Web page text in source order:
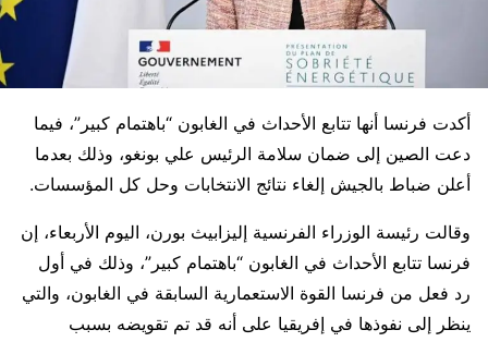
أكدت فرنسا أنها تتابع الأحداث في الغابون “باهتمام كبير”، فيما
دعت الصين إلى ضمان سلامة الرئيس علي بونغو، وذلك بعدما
أعلن ضباط بالجيش إلغاء نتائج الانتخابات وحل كل المؤسسات.
وقالت رئيسة الوزراء الفرنسية إليزابيث بورن، اليوم الأربعاء، إن
فرنسا تتابع الأحداث في الغابون “باهتمام كبير”، وذلك في أول
رد فعل من فرنسا القوة الاستعمارية السابقة في الغابون، والتي
ينظر إلى نفوذها في إفريقيا على أنه قد تم تقويضه بسبب